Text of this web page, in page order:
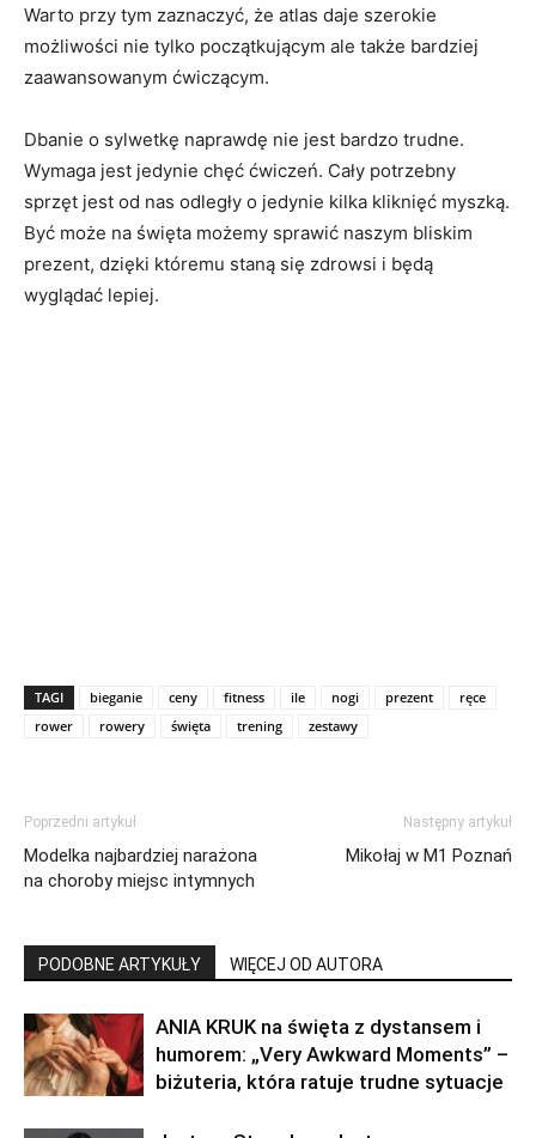
Warto przy tym zaznaczyć, że atlas daje szerokie
możliwości nie tylko początkującym ale także bardziej
zaawansowanym ćwiczącym.
Dbanie o sylwetkę naprawdę nie jest bardzo trudne.
Wymaga jest jedynie chęć ćwiczeń. Cały potrzebny
sprzęt jest od nas odległy o jedynie kilka kliknięć myszką.
Być może na święta możemy sprawić naszym bliskim
prezent, dzięki któremu staną się zdrowsi i będą
wyglądać lepiej.
TAGI bieganie ceny fitness ile nogi prezent
ręce
rower
rowery święta trening zestawy
Poprzedni artykuł
Modelka najbardziej narażona
na choroby miejsc intymnych
Następny artykuł
Mikołaj w M1 Poznań
PODOBNE ARTYKUŁY WIĘCEJ OD AUTORA
ANIA KRUK na święta z dystansem i
humorem: „Very Awkward Moments” –
biżuteria, która ratuje trudne sytuacje